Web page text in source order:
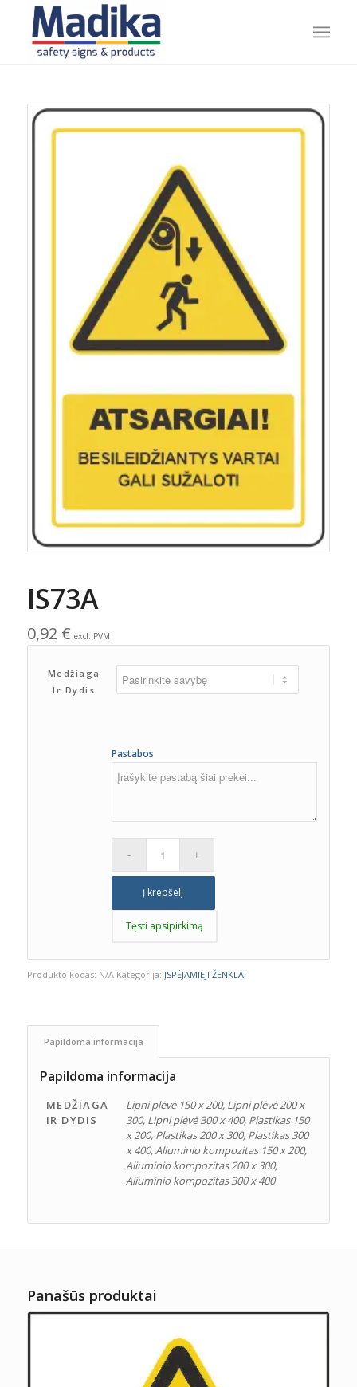
IS73A
0,92 € excl. PVM
Medžiaga
Ir Dydis
Pastabos
Į krepšelį
Tęsti apsipirkimą
Produkto kodas: N/A Kategorija: ĮSPĖJAMIEJI ŽENKLAI
Papildoma informacija
Papildoma informacija
MEDŽIAGA
IR DYDIS
Lipni plėvė 150 x 200, Lipni plėvė 200 x
300, Lipni plėvė 300 x 400, Plastikas 150
x 200, Plastikas 200 x 300, Plastikas 300
x 400, Aliuminio kompozitas 150 x 200,
Aliuminio kompozitas 200 x 300,
Aliuminio kompozitas 300 x 400
Panašūs produktai